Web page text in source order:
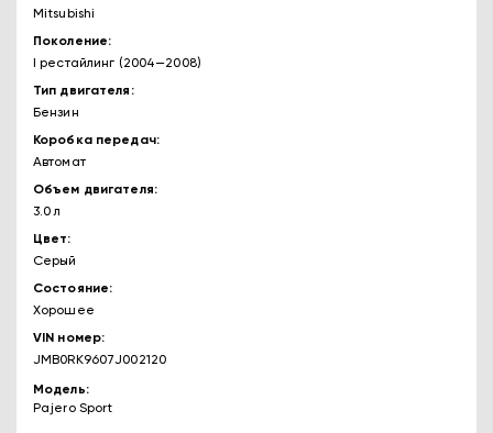
Mitsubishi
Поколение
I рестайлинг (2004—2008)
Тип двигателя
Бензин
Коробка передач
Автомат
Объем двигателя
3.0 л
Цвет
Серый
Состояние
Хорошее
VIN номер
JMB0RK9607J002120
Модель
Pajero Sport